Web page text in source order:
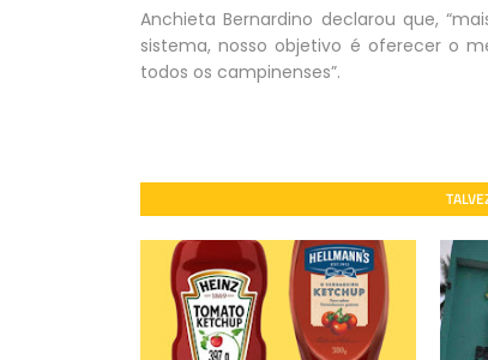
Anchieta Bernardino declarou que,
sistema, nosso objetivo é oferecer o
todos os campinenses”.